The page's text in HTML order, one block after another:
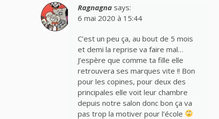
Ragnagna says:
6 mai 2020 à 15:44
C’est un peu ça, au bout de 5 mois
et demi la reprise va faire mal…
J’espère que comme ta fille elle
retrouvera ses marques vite !! Bon
pour les copines, pour deux des
principales elle voit leur chambre
depuis notre salon donc bon ça va
pas trop la motiver pour l’école